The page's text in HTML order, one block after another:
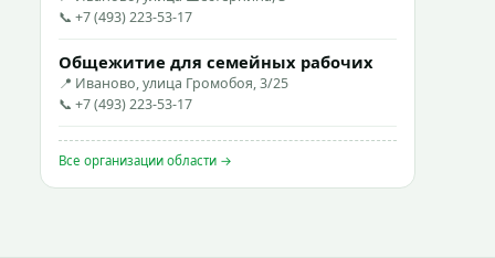
📞 +7 (493) 223-53-17
Общежитие для семейных рабочих
📍 Иваново, улица Громобоя, 3/25
📞 +7 (493) 223-53-17
Все организации области →